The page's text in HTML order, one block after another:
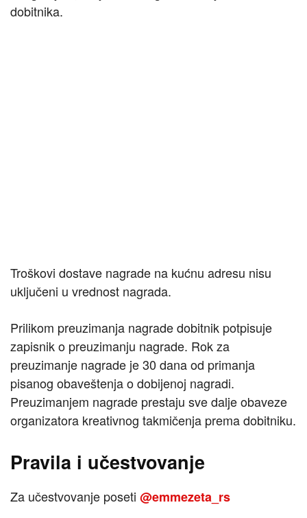
dobitnika.
Troškovi dostave nagrade na kućnu adresu nisu
uključeni u vrednost nagrada.
Prilikom preuzimanja nagrade dobitnik potpisuje
zapisnik o preuzimanju nagrade. Rok za
preuzimanje nagrade je 30 dana od primanja
pisanog obaveštenja o dobijenoj nagradi.
Preuzimanjem nagrade prestaju sve dalje obaveze
organizatora kreativnog takmičenja prema dobitniku.
Pravila i učestvovanje
Za učestvovanje poseti @emmezeta_rs